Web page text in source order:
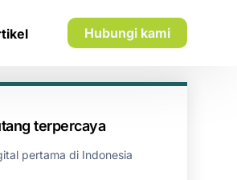
Hubungi kami
terpercaya
pertama di Indonesia